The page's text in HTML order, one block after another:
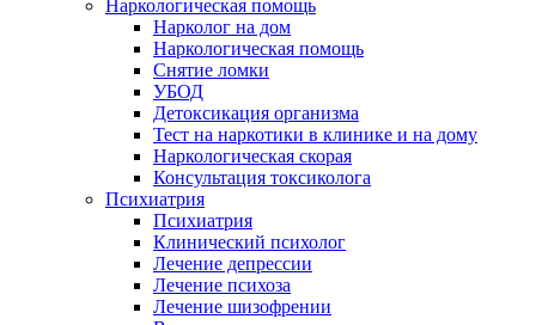
Наркологическая помощь
Нарколог на дом
Наркологическая помощь
Снятие ломки
УБОД
Детоксикация организма
Тест на наркотики в клинике и на дому
Наркологическая скорая
Консультация токсиколога
Психиатрия
Психиатрия
Клинический психолог
Лечение депрессии
Лечение психоза
Лечение шизофрении